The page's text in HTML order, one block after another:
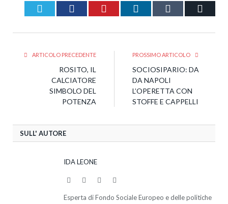
Twitter Facebook Pinterest LinkedIn Tumblr
ARTICOLO PRECEDENTE
ROSITO, IL
CALCIATORE
SIMBOLO DEL
POTENZA
PROSSIMO ARTICOLO
SOCIOSIPARIO: DA
DA NAPOLI
L’OPERETTA CON
STOFFE E CAPPELLI
SULL' AUTORE
IDA LEONE
WebsiteFacebookTwitter
Esperta di Fondo Sociale Europeo e delle politiche